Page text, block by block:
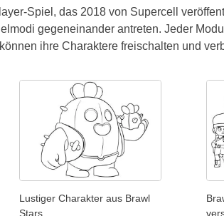
Spiel, das 2018 von Supercell
gegeneinander antreten. Jeder
ihre Charaktere freischalten und
Lustiger Charakter aus Brawl
Stars.